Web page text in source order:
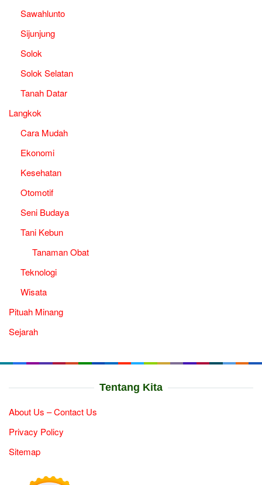
Sawahlunto
Sijunjung
Solok
Solok Selatan
Tanah Datar
Langkok
Cara Mudah
Ekonomi
Kesehatan
Otomotif
Seni Budaya
Tani Kebun
Tanaman Obat
Teknologi
Wisata
Pituah Minang
Sejarah
Tentang Kita
About Us – Contact Us
Privacy Policy
Sitemap